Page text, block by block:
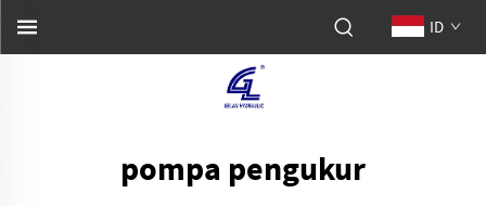
ID
pompa pengukur